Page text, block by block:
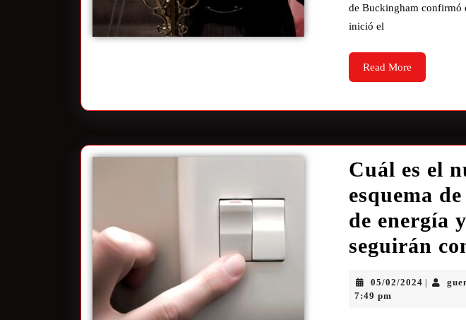
de Buckingham confirmó
inició el
Read More
Cuál es el
esquema
de energía
seguirán
05/02/2024
7:49 pm